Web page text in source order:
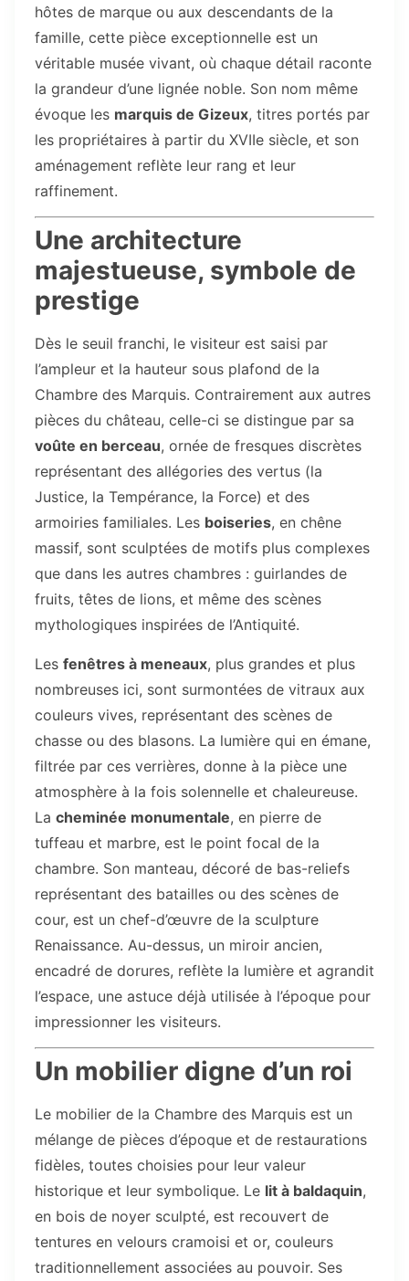
hôtes de marque ou aux descendants de la
famille, cette pièce exceptionnelle est un
véritable musée vivant, où chaque détail raconte
la grandeur d’une lignée noble. Son nom même
évoque les marquis de Gizeux, titres portés par
les propriétaires à partir du XVIIe siècle, et son
aménagement reflète leur rang et leur
raffinement.
Une architecture
majestueuse, symbole de
prestige
Dès le seuil franchi, le visiteur est saisi par
l’ampleur et la hauteur sous plafond de la
Chambre des Marquis. Contrairement aux autres
pièces du château, celle-ci se distingue par sa
voûte en berceau, ornée de fresques discrètes
représentant des allégories des vertus (la
Justice, la Tempérance, la Force) et des
armoiries familiales. Les boiseries, en chêne
massif, sont sculptées de motifs plus complexes
que dans les autres chambres : guirlandes de
fruits, têtes de lions, et même des scènes
mythologiques inspirées de l’Antiquité.
Les fenêtres à meneaux, plus grandes et plus
nombreuses ici, sont surmontées de vitraux aux
couleurs vives, représentant des scènes de
chasse ou des blasons. La lumière qui en émane,
filtrée par ces verrières, donne à la pièce une
atmosphère à la fois solennelle et chaleureuse.
La cheminée monumentale, en pierre de
tuffeau et marbre, est le point focal de la
chambre. Son manteau, décoré de bas-reliefs
représentant des batailles ou des scènes de
cour, est un chef-d’œuvre de la sculpture
Renaissance. Au-dessus, un miroir ancien,
encadré de dorures, reflète la lumière et agrandit
l’espace, une astuce déjà utilisée à l’époque pour
impressionner les visiteurs.
Un mobilier digne d’un roi
Le mobilier de la Chambre des Marquis est un
mélange de pièces d’époque et de restaurations
fidèles, toutes choisies pour leur valeur
historique et leur symbolique. Le lit à baldaquin,
en bois de noyer sculpté, est recouvert de
tentures en velours cramoisi et or, couleurs
traditionnellement associées au pouvoir. Ses